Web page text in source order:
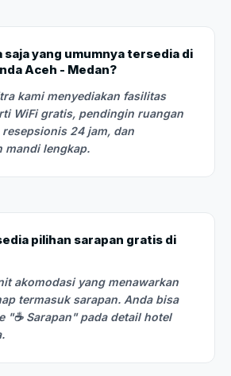
saja yang umumnya tersedia di
Aceh - Medan?
kami menyediakan fasilitas
WiFi gratis, pendingin ruangan
resepsionis 24 jam, dan
mandi lengkap.
pilihan sarapan gratis di
akomodasi yang menawarkan
termasuk sarapan. Anda bisa
"☕ Sarapan" pada detail hotel